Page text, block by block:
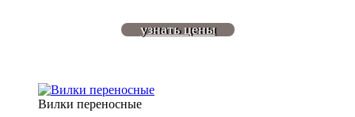
узнать цены
Вилки переносные